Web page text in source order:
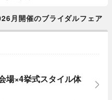
月開催のブライダルフェア
場×4挙式スタイル体